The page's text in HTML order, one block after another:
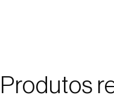
Produtos